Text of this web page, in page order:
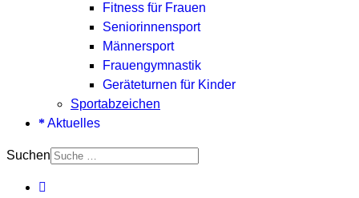
Fitness für Frauen
Seniorinnensport
Männersport
Frauengymnastik
Geräteturnen für Kinder
Sportabzeichen
Aktuelles
Suchen